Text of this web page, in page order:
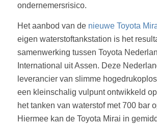
ondernemersrisico.
Het aanbod van de nieuwe Toyota
eigen waterstoftankstation is het
samenwerking tussen Toyota
International uit Assen. Deze
leverancier van slimme
een kleinschalig vulpunt ontwikkeld
het tanken van waterstofmet 700 bar
Hiermee kan de Toyota Mirai in